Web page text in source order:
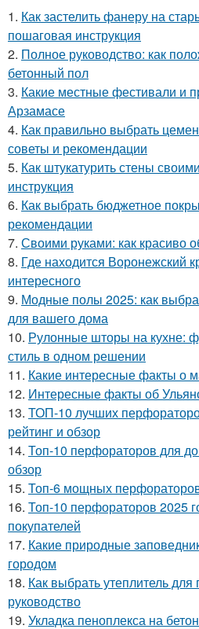
1. Как застелить фанеру на
пошаговая инструкция
2. Полное руководство: как
бетонный пол
3. Какие местные фестивали и
Арзамасе
4. Как правильно выбрать
советы и рекомендации
5. Как штукатурить стены
инструкция
6. Как выбрать бюджетное
рекомендации
7. Своими руками: как красиво
8. Где находится Воронежский
интересного
9. Модные полы 2025: как
для вашего дома
10. Рулонные шторы на кухне:
стиль в одном решении
11. Какие интересные факты о
12. Интересные факты об
13. ТОП-10 лучших
рейтинг и обзор
14. Топ-10 перфораторов для
обзор
15. Топ-6 мощных
16. Топ-10 перфораторов 2025
покупателей
17. Какие природные
городом
18. Как выбрать утеплитель
руководство
19. Укладка пеноплекса на